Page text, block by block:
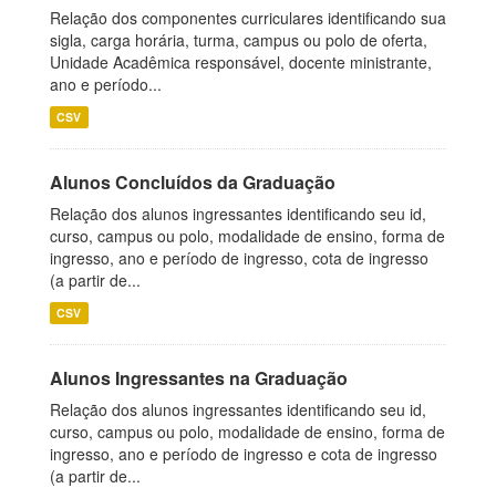
Relação dos componentes curriculares identificando sua
sigla, carga horária, turma, campus ou polo de oferta,
Unidade Acadêmica responsável, docente ministrante,
ano e período...
CSV
Alunos Concluídos da Graduação
Relação dos alunos ingressantes identificando seu id,
curso, campus ou polo, modalidade de ensino, forma de
ingresso, ano e período de ingresso, cota de ingresso
(a partir de...
CSV
Alunos Ingressantes na Graduação
Relação dos alunos ingressantes identificando seu id,
curso, campus ou polo, modalidade de ensino, forma de
ingresso, ano e período de ingresso e cota de ingresso
(a partir de...